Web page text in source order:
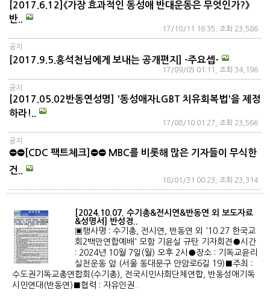
[2017.6.12]《가장 효과적인 동성애 반대운동은 무엇인가?》
반..
17/10/11 16:35, 조회 23,586
공지
[2017.9.5.홍석천님에게 보내는 공개편지] -주요셉-
17/09/05 01:11, 조회 34,196
공지
[2017.05.02반동연성명] '동성애자LGBT 치유회복법'을 제정
하라!..
17/08/10 01:27, 조회 23,566
공지
⛔⛔[CDC 팩트체크]⛔⛔ MBC를 비롯해 많은 기자들이 무식한
건..
18/01/31 00:23, 조회 23,314
[2024.10.07. 수기총&전시연&반동연 외 보도자료
&성명서] 반성경..
▣행사명 : 수기총, 전시연, 반동연 외 '10.27 한국교
회2백만연합예배' 모함 기윤실 규탄 기자회견●시간
: 2024년 10월 7일(월) 오후 2시●장소 : 기독교윤리
실천운동 앞 (서울 동대문구 안암로6길 19)■주최 :
수도권기독교총연합회(수기총), 전국시민사회단체연합, 반동성애기독
시민연대(반동연)■협력 : 자유인권..